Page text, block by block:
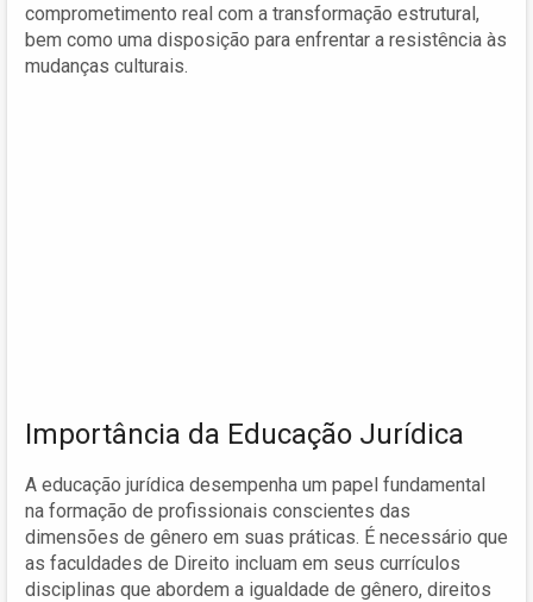
comprometimento real com a transformação estrutural,
bem como uma disposição para enfrentar a resistência às
mudanças culturais.
Importância da Educação Jurídica
A educação jurídica desempenha um papel fundamental
na formação de profissionais conscientes das
dimensões de gênero em suas práticas. É necessário que
as faculdades de Direito incluam em seus currículos
disciplinas que abordem a igualdade de gênero, direitos